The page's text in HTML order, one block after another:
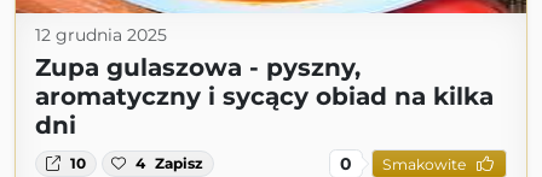
12 grudnia 2025
Zupa gulaszowa - pyszny,
aromatyczny i sycący obiad na kilka
dni
10 4 Zapisz 0 Smakowite